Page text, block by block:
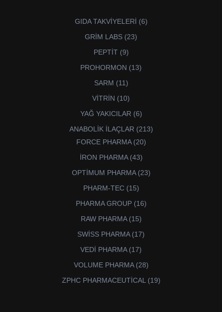
GIDA TAKVİYELERİ 66
GRİM LABS 2323
PEPTİT 99
PROHORMON 1313
SARM 1111
VİTRİN 1010
YAĞ YAKICILAR 66
ANABOLİK İLAÇLAR 213213
FORCE PHARMA 2020
İRON PHARMA 4343
OPTİMUM PHARMA 2323
PHARM-TEC 1515
PHARMA GROUP 1616
RAW PHARMA 1515
SWİSS PHARMA 1717
VEDİ PHARMA 1717
VOLUME PHARMA 2828
ZPHC PHARMACEUTİCAL 1919